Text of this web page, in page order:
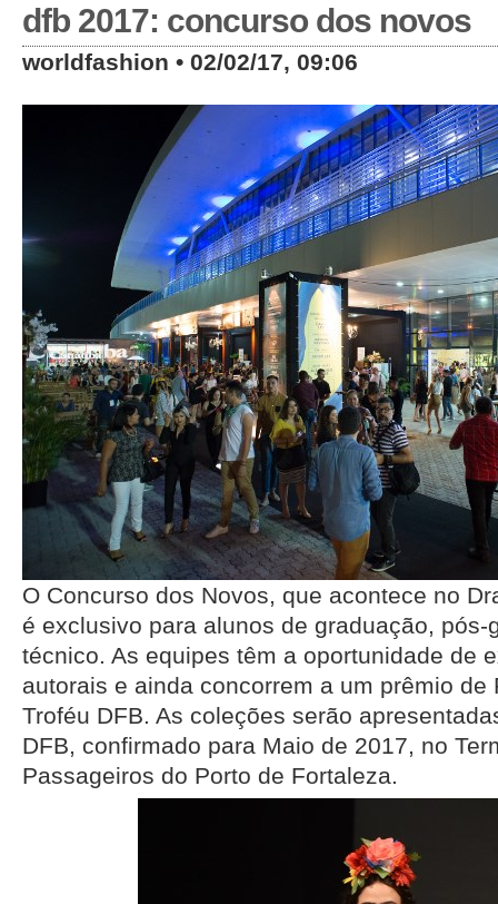
dfb 2017: concurso dos novos
worldfashion • 02/02/17, 09:06
O Concurso dos Novos, que acontece no
é exclusivo para alunos de graduação, pós-
técnico. As equipes têm a oportunidade de
autorais e ainda concorrem a um prêmio de
Troféu DFB. As coleções serão
DFB, confirmado para Maio de 2017, no
Passageiros do Porto de Fortaleza.